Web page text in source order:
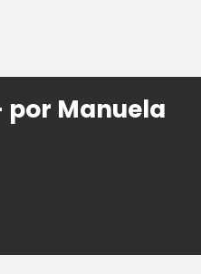
por Manuela